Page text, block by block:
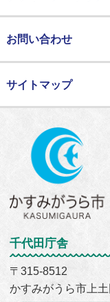
お問い合わせ
サイトマップ
千代田庁舎
〒315-8512
かすみがうら市上